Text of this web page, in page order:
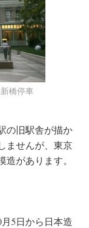
橋停車
の旧駅舎が描か
ませんが、東京
があります。
5日から日本造